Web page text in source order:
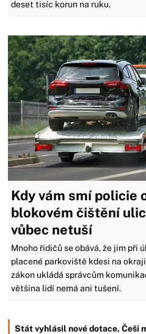
deset tisíc korun na ruku.
Kdy vám smí policie
blokovém čištění
vůbec netuší
Mnoho řidičů se obává, že jim při
placené parkoviště kdesi na
zákon ukládá správcům
většina lidí nemá ani tušení.
Stát vyhlásil nové dotace. Češi